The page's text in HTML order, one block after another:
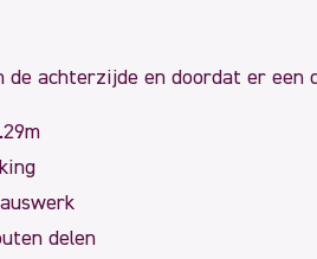
de achterzijde en doordat er
delen